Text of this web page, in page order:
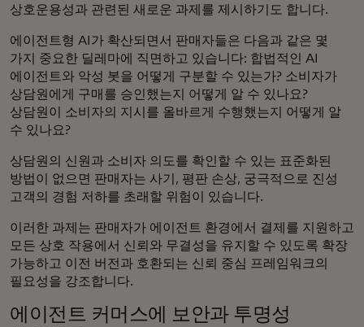
상호운용성과 관련된 새로운 과제를 제시하기도 합니다.
에이전트형 AI가 확산되면서 판매자들은 다음과 같은 몇
가지 중요한 딜레마에 직면하고 있습니다: 합법적인 AI
에이전트와 악성 봇을 어떻게 구분할 수 있는가? 소비자가
상담원에게 구매를 승인했는지 어떻게 알 수 있나요?
상담원이 소비자의 지시를 올바르게 수행했는지 어떻게 알
수 있나요?
상담원의 신원과 소비자 의도를 확인할 수 있는 표준화된
방법이 없으면 판매자는 사기, 평판 손상, 궁극적으로 진성
고객의 경험 저하를 초래할 위험이 있습니다.
이러한 과제는 판매자가 에이전트 환경에서 결제를 지원하고
모든 상호 작용에서 신뢰와 무결성을 유지할 수 있도록 확장
가능하고 이전 버전과 호환되는 신뢰 중심 프레임워크의
필요성을 강조합니다.
에이전트 커머스에 보안과 투명성